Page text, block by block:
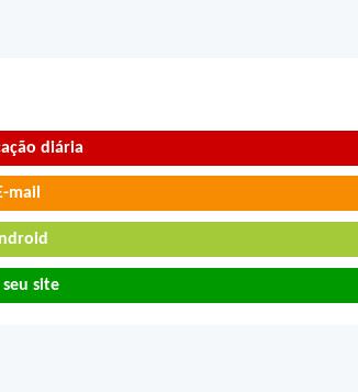
diária
mail
seu site